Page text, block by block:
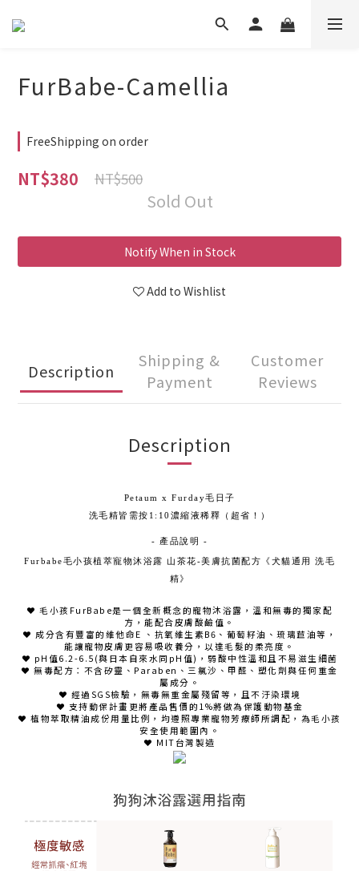
FurBabe-Camellia
FreeShipping on order
NT$380 NT$500
Sold Out
Notify When in Stock
Add to Wishlist
Description
Shipping &
Payment
Customer
Reviews
Description
Petaum x Furday毛日子
洗毛精皆需按1:10濃縮液稀釋（超省！）
- 產品說明 -
Furbabe毛小孩植萃寵物沐浴露 山茶花-美膚抗菌配方《犬貓通用 洗毛
精》
❤ 毛小孩FurBabe是一個全新概念的寵物沐浴露，溫和無毒的獨家配
方，能配合皮膚酸鹼值。
❤ 成分含有豐富的維他命E 、抗氧維生素B6、葡萄籽油、琉璃苣油等，
能讓寵物皮膚更容易吸收養分，以達毛髮的柔亮度。
❤ pH值6.2-6.5(與日本自來水同pH值)，弱酸中性溫和且不易滋生細菌
❤ 無毒配方：不含矽靈、Paraben、三氯沙、甲醛、塑化劑與任何重金
屬成分。
❤ 經過SGS檢驗，無毒無重金屬殘留等，且不汙染環境
❤ 支持動保計畫更將產品售價的1%將做為保護動物基金
❤ 植物萃取精油成份用量比例，均遵照專業寵物芳療師所調配，為毛小孩
安全使用範圍內。
❤ MIT台灣製造